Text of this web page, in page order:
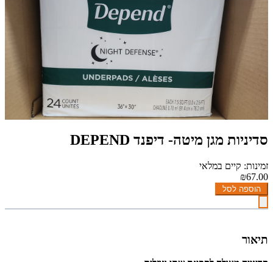
סדיניות מגן מיטה- דיפנד DEPEND
זמינות: קיים במלאי
₪67.00
הוספה לסל
תיאור